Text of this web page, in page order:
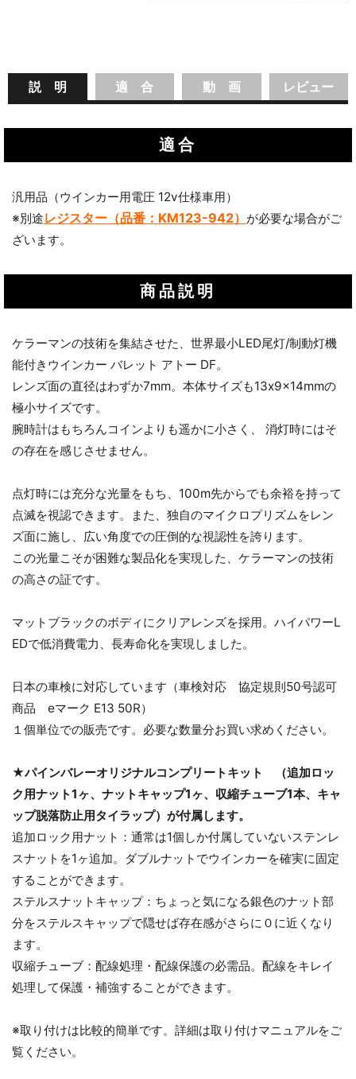
説 明 適 合 動 画 レビュー
適合
汎用品（ウインカー用電圧 12v仕様車用）
※別途レジスター（品番：KM123-942） が必要な場合がご
ざいます。
商品説明
ケラーマンの技術を集結させた、世界最小LED尾灯/制動灯機
能付きウインカー バレット アトー DF。
レンズ面の直径はわずか7mm。本体サイズも13x9x14mmの
極小サイズです。
腕時計はもちろんコインよりも遥かに小さく、 消灯時にはそ
の存在を感じさせません。
点灯時には充分な光量をもち、100m先からでも余裕を持って
点滅を視認できます。また、独自のマイクロプリズムをレン
ズ面に施し、広い角度での圧倒的な視認性を誇ります。
この光量こそが困難な製品化を実現した、ケラーマンの技術
の高さの証です。
マットブラックのボディにクリアレンズを採用。ハイパワーL
EDで低消費電力、長寿命化を実現しました。
日本の車検に対応しています（車検対応 協定規則50号認可
商品 eマーク E13 50R）
１個単位での販売です。必要な数量分お買い求めください。
★パインバレーオリジナルコンプリートキット （追加ロッ
ク用ナット1ヶ、ナットキャップ1ヶ、収縮チューブ1本、キャ
ップ脱落防止用タイラップ）が付属します。
追加ロック用ナット：通常は1個しか付属していないステンレ
スナットを1ヶ追加。ダブルナットでウインカーを確実に固定
することができます。
ステルスナットキャップ：ちょっと気になる銀色のナット部
分をステルスキャップで隠せば存在感がさらに０に近くなり
ます。
収縮チューブ：配線処理・配線保護の必需品。配線をキレイ
処理して保護・補強することができます。
※取り付けは比較的簡単です。詳細は取り付けマニュアルをご
覧ください。